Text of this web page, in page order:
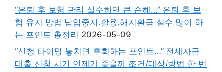
“은퇴 후 보험 관리 실수하면 큰 손해…” 은퇴 후 보
험 유지 방법 납입중지.활용.해지환급 실수 많이 하
는 포인트 총정리 2026-05-09
“신청 타이밍 놓치면 후회하는 포인트…” 전세자금
대출 신청 시기 언제가 좋을까 조건/대상/방법 한 번